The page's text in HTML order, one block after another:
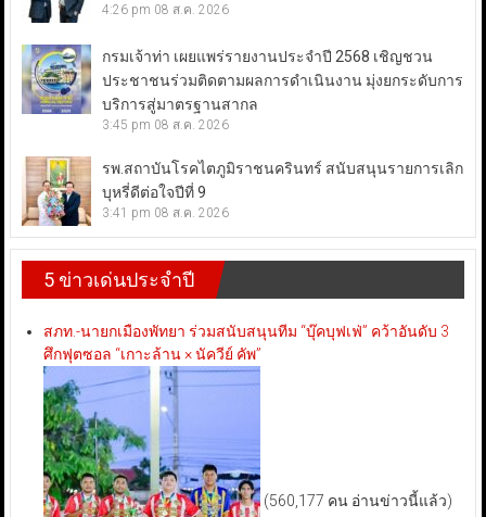
4:26 pm 08 ส.ค. 2026
กรมเจ้าท่า เผยแพร่รายงานประจำปี 2568 เชิญชวน
ประชาชนร่วมติดตามผลการดำเนินงาน มุ่งยกระดับการ
บริการสู่มาตรฐานสากล
3:45 pm 08 ส.ค. 2026
รพ.สถาบันโรคไตภูมิราชนครินทร์ สนับสนุนรายการเลิก
บุหรี่ดีต่อใจปีที่ 9
3:41 pm 08 ส.ค. 2026
5 ข่าวเด่นประจำปี
สภท.-นายกเมืองพัทยา ร่วมสนับสนุนทีม “บุ๊คบุฟเฟ่” คว้าอันดับ 3
ศึกฟุตซอล “เกาะล้าน × นัควีย์ คัพ”
(560,177 คน อ่านข่าวนี้แล้ว)